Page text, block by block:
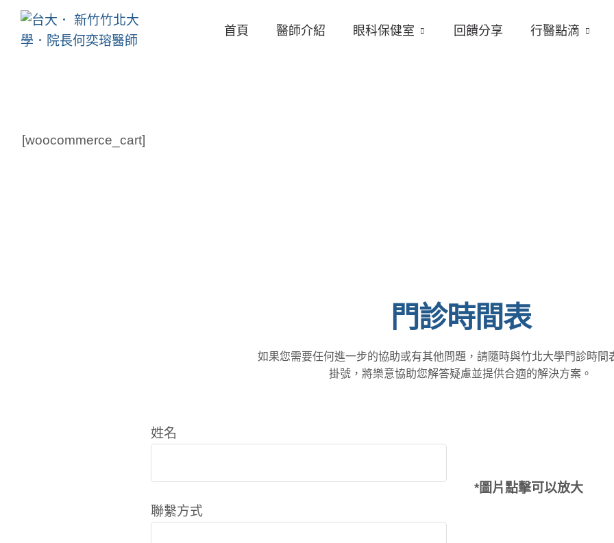
首頁 醫師介紹 眼科保健室 回饋分享 行醫點滴
[woocommerce_cart]
門診時間表
如果您需要任何進一步的協助或有其他問題，請隨時與竹北大學門診時間
掛號，將樂意協助您解答疑慮並提供合適的解決方案。
姓名
聯繫方式
*圖片點擊可以放大